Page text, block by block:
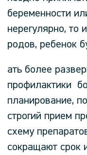
беременности
нерегулярно, то
родов, ребенок
ать более
профилактики
планирование,
строгий прием
схему
сокращают срок